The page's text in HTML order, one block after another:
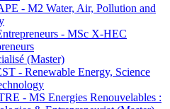
- M2 Water, Air, Pollution and
- MSc X-HEC
(Master)
- Renewable Energy, Science
- MS Energies Renouvelables :